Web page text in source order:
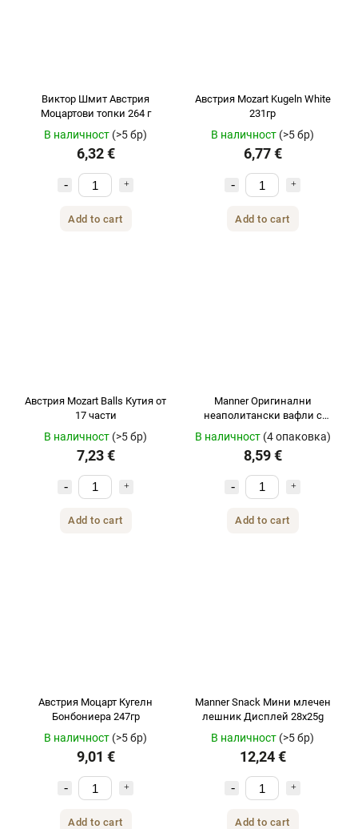
Виктор Шмит Австрия
Моцартови топки 264 г
В наличност (>5 бр)
6,32 €
Add to cart
Австрия Mozart Kugeln White
231гр
В наличност (>5 бр)
6,77 €
Add to cart
Австрия Mozart Balls Кутия от
17 части
В наличност (>5 бр)
7,23 €
Add to cart
Manner Оригинални
неаполитански вафли с
какаов крем и лешници
Тъмна опаковка 8 x75g
В наличност (4 опаковка)
8,59 €
Add to cart
Австрия Моцарт Кугелн
Бонбониера 247гр
В наличност (>5 бр)
9,01 €
Add to cart
Manner Snack Мини млечен
лешник Дисплей 28x25g
В наличност (>5 бр)
12,24 €
Add to cart